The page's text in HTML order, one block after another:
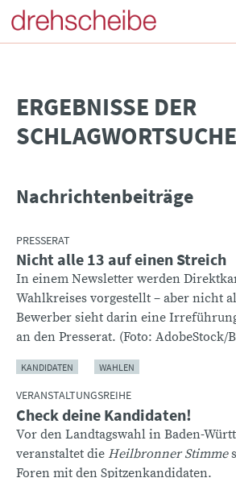
­ERGEBNISSE DER
SCHLAGWORTSUCHE
Nachrichtenbeiträge
PRESSERAT
Nicht alle 13 auf einen Streich
In einem Newsletter werden
Wahlkreises vorgestellt – aber nicht
Bewerber sieht darin eine
an den Presserat. (Foto: AdobeStock/
KANDIDATEN WAHLEN
VERANSTALTUNGSREIHE
Check deine Kandidaten!
Vor den Landtagswahl in Baden-
veranstaltet die Heilbronner Stimme
Foren mit den Spitzenkandidaten.